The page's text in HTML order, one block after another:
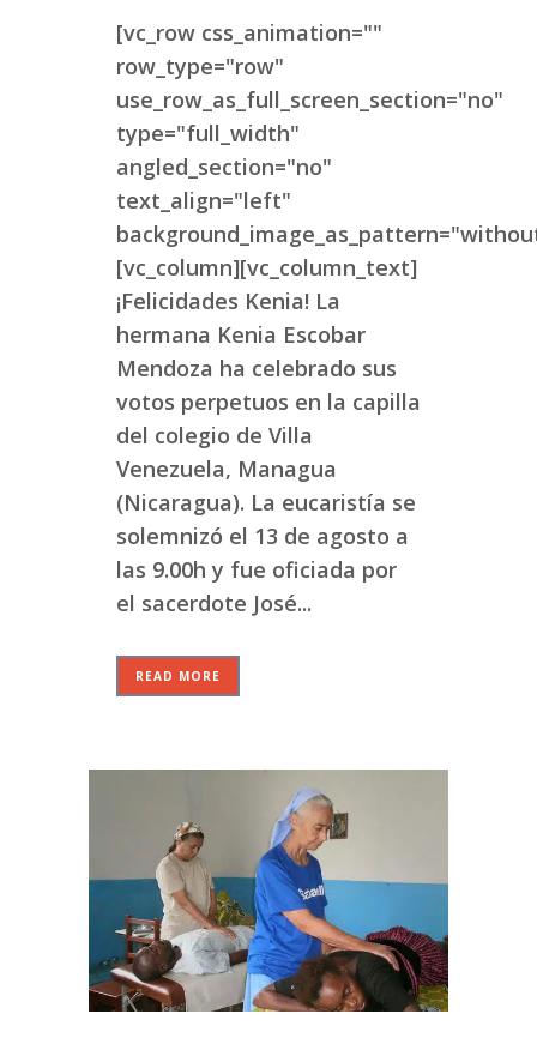
[vc_row css_animation=""
row_type="row"
use_row_as_full_screen_section="no"
type="full_width"
angled_section="no"
text_align="left"
[vc_column][vc_column_text]
¡Felicidades Kenia! La
hermana Kenia Escobar
Mendoza ha celebrado sus
votos perpetuos en la capilla
del colegio de Villa
Venezuela, Managua
(Nicaragua). La eucaristía se
solemnizó el 13 de agosto a
las 9.00h y fue oficiada por
el sacerdote José...
READ MORE